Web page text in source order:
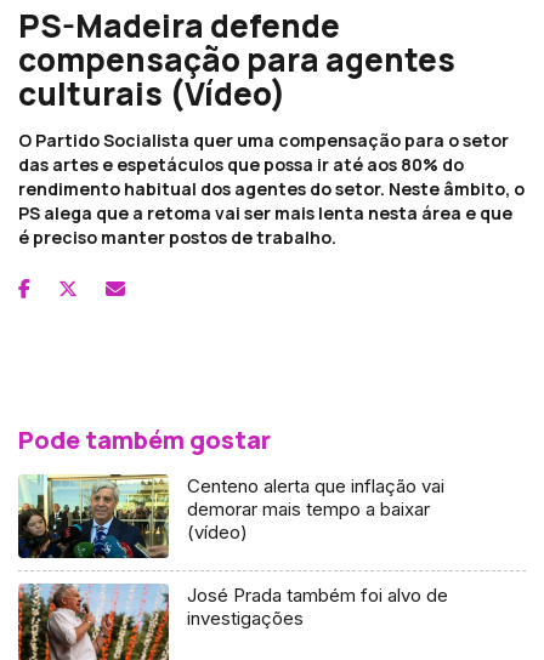
PS-Madeira defende
compensação para agentes
culturais (Vídeo)
O Partido Socialista quer uma compensação para o setor
das artes e espetáculos que possa ir até aos 80% do
rendimento habitual dos agentes do setor. Neste âmbito, o
PS alega que a retoma vai ser mais lenta nesta área e que
é preciso manter postos de trabalho.
Pode também gostar
Centeno alerta que inflação vai
demorar mais tempo a baixar
(vídeo)
José Prada também foi alvo de
investigações